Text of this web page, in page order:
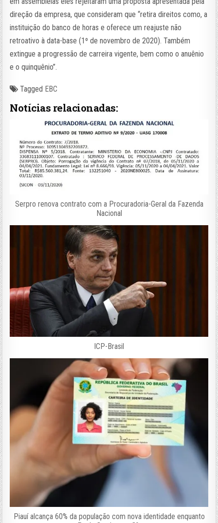
direção da empresa, que consideram que “retira direitos como, a
instituição do banco de horas e oferece um reajuste não
retroativo à data-base (1º de novembro de 2020). Também
extingue a progressão de carreira vigente, bem como o anuênio
e o quinquênio”.
Tagged EBC
Notícias relacionadas:
Serpro renova contrato com a Procuradoria-Geral da Fazenda
Nacional
ICP-Brasil
Piauí alcança 60% da população com nova identidade enquanto